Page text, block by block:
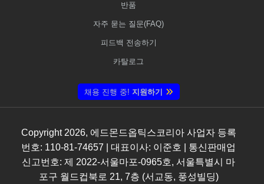
반품
자주 묻는 질문(FAQ)
피드백 전송하기
카탈로그
채용 진행 중! 지원하기
Copyright 2026, 에드몬드옵틱스코리아 사업자 등록
번호: 110-81-74657 | 대표이사: 이준호 | 통신판매업
신고번호: 제 2022-서울마포-0965호, 서울특별시 마
포구 월드컵북로 21, 7층 (서교동, 풍성빌딩)